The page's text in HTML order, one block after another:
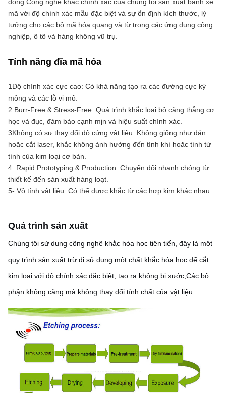
mã với độ chính xác mẫu đặc biệt và sự ổn định kích thước, lý
tưởng cho các bộ mã hóa quang và từ trong các ứng dụng công
nghiệp, ô tô và hàng không vũ trụ.
Tính năng đĩa mã hóa
1Độ chính xác cực cao: Có khả năng tạo ra các đường cực kỳ
mỏng và các lỗ vi mô.
2.Burr-Free & Stress-Free: Quá trình khắc loại bỏ căng thẳng cơ
học và đục, đảm bảo cạnh mịn và hiệu suất chính xác.
3Không có sự thay đổi độ cứng vật liệu: Không giống như dán
hoặc cắt laser, khắc không ảnh hưởng đến tính khí hoặc tính từ
tính của kim loại cơ bản.
4. Rapid Prototyping & Production: Chuyển đổi nhanh chóng từ
thiết kế đến sản xuất hàng loạt.
5- Vô tính vật liệu: Có thể được khắc từ các hợp kim khác nhau.
Quá trình sản xuất
Chúng tôi sử dụng công nghệ khắc hóa học tiên tiến, đây là một
quy trình sản xuất trừ đi sử dụng một chất khắc hóa học để cắt
kim loại với độ chính xác đặc biệt, tạo ra không bị xước,Các bộ
phận không căng mà không thay đổi tính chất của vật liệu.